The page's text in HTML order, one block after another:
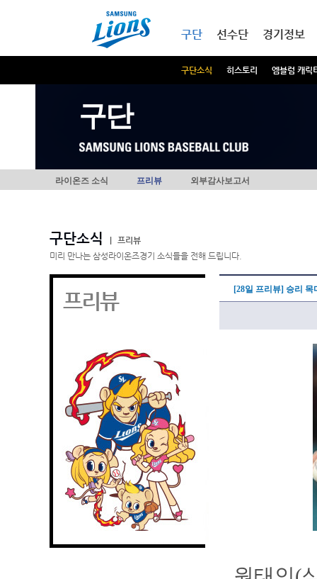
구단
구단소식 히스토리 엠블럼 캐릭
선수단 경기정보
구단
라이온즈 소식 프리뷰 외부감사보고서
구단소식
프리뷰
미리 만나는 삼성라이온즈경기 소식들을 전해 드립니다.
프리뷰 [28일 프리뷰] 승리